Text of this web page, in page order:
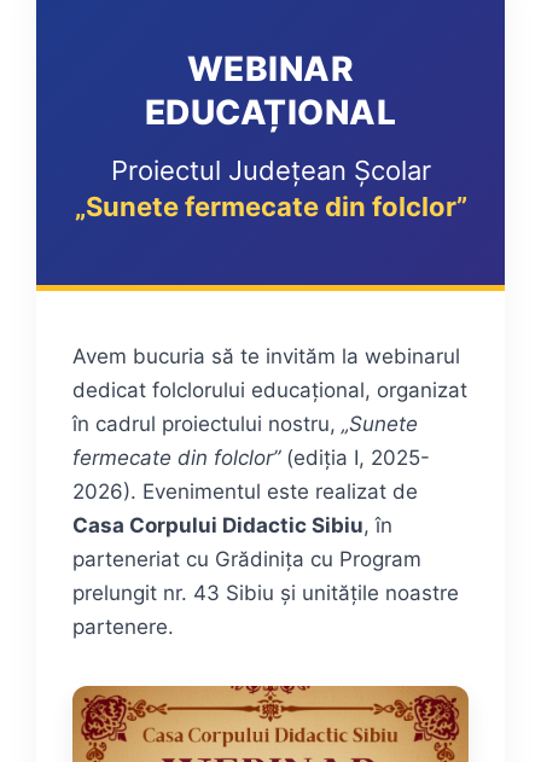
WEBINAR
EDUCAȚIONAL
Proiectul Județean Școlar
„Sunete fermecate din folclor”
Avem bucuria să te invităm la webinarul
dedicat folclorului educațional, organizat
în cadrul proiectului nostru, „Sunete
fermecate din folclor”(ediția I, 2025-
2026). Evenimentul este realizat de
Casa Corpului Didactic Sibiu, în
parteneriat cu Grădinița cu Program
prelungit nr. 43 Sibiu și unitățile noastre
partenere.